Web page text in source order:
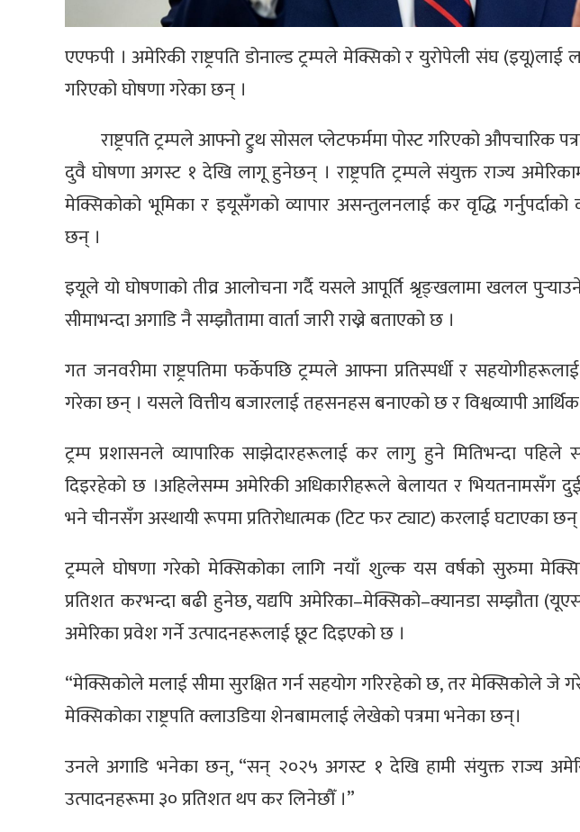
एएफपी । अमेरिकी राष्ट्रपति डोनाल्ड ट्रम्पले मेक्सिको र युरोपेली संघ (इयू)लाई
गरिएको घोषणा गरेका छन् ।
राष्ट्रपति ट्रम्पले आफ्नो ट्रुथ सोसल प्लेटफर्ममा पोस्ट गरिएको औपचारिक
दुवै घोषणा अगस्ट १ देखि लागू हुनेछन् । राष्ट्रपति ट्रम्पले संयुक्त राज्य
मेक्सिकोको भूमिका र इयूसँगको व्यापार असन्तुलनलाई कर वृद्धि
छन् ।
इयूले यो घोषणाको तीव्र आलोचना गर्दै यसले आपूर्ति श्रृङ्खलामा खलल
सीमाभन्दा अगाडि नै सम्झौतामा वार्ता जारी राख्ने बताएको छ ।
गत जनवरीमा राष्ट्रपतिमा फर्केपछि ट्रम्पले आफ्ना प्रतिस्पर्धी र
गरेका छन् । यसले वित्तीय बजारलाई तहसनहस बनाएको छ र विश्वव्यापी
ट्रम्प प्रशासनले व्यापारिक साझेदारहरूलाई कर लागु हुने मितिभन्दा पहिले
दिइरहेको छ ।अहिलेसम्म अमेरिकी अधिकारीहरूले बेलायत र भियतनामसँग
भने चीनसँग अस्थायी रूपमा प्रतिरोधात्मक (टिट फर ट्याट) करलाई घटाएका छन्
ट्रम्पले घोषणा गरेको मेक्सिकोका लागि नयाँ शुल्क यस वर्षको सुरुमा
प्रतिशत करभन्दा बढी हुनेछ, यद्यपि अमेरिका–मेक्सिको–क्यानडा सम्झौता
अमेरिका प्रवेश गर्ने उत्पादनहरूलाई छूट दिइएको छ ।
“मेक्सिकोले मलाई सीमा सुरक्षित गर्न सहयोग गरिरहेको छ, तर मेक्सिकोले जे
मेक्सिकोका राष्ट्रपति क्लाउडिया शेनबामलाई लेखेको पत्रमा भनेका छन्।
उनले अगाडि भनेका छन्, “सन् २०२५ अगस्ट १ देखि हामी संयुक्त राज्य
उत्पादनहरूमा ३० प्रतिशत थप कर लिनेछौँ ।”